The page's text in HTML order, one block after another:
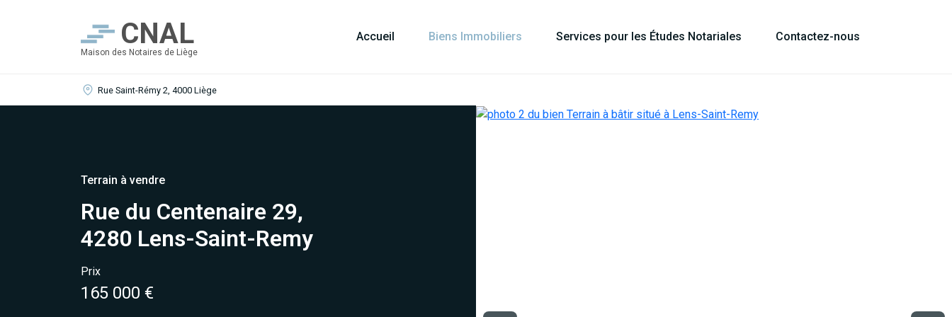
Rue Saint-Rémy 2, 4000 Liège
CNAL
Maison des Notaires de Liège
Accueil Biens Immobiliers Services pour les Études Notariales Contactez-nous
Terrain à vendre
Rue du Centenaire 29,
4280 Lens-Saint-Remy
Prix
165 000 €